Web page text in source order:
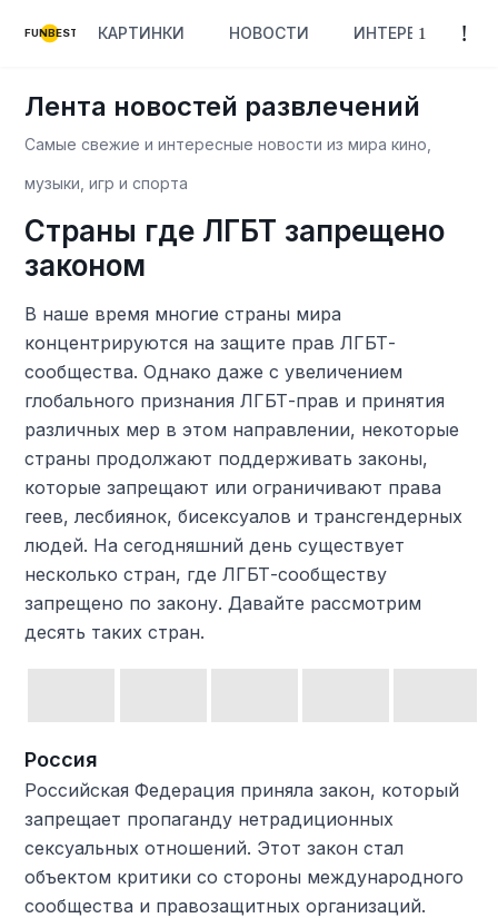
FUNBEST КАРТИНКИ НОВОСТИ ИНТЕРЕСНОЕ
Лента новостей развлечений
Самые свежие и интересные новости из мира кино,
музыки, игр и спорта
Страны где ЛГБТ запрещено
законом
В наше время многие страны мира
концентрируются на защите прав ЛГБТ-
сообщества. Однако даже с увеличением
глобального признания ЛГБТ-прав и принятия
различных мер в этом направлении, некоторые
страны продолжают поддерживать законы,
которые запрещают или ограничивают права
геев, лесбиянок, бисексуалов и трансгендерных
людей. На сегодняшний день существует
несколько стран, где ЛГБТ-сообществу
запрещено по закону. Давайте рассмотрим
десять таких стран.
Россия
Российская Федерация приняла закон, который
запрещает пропаганду нетрадиционных
сексуальных отношений. Этот закон стал
объектом критики со стороны международного
сообщества и правозащитных организаций.